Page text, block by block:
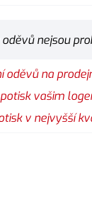
nejsou
oděvů na
vašim
v nejvyšší